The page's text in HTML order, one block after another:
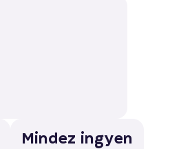
Mindez ingyen